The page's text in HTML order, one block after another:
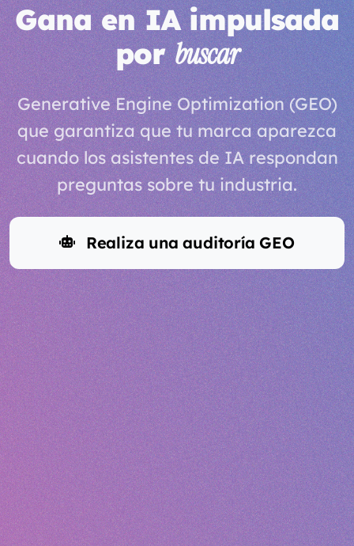
Gana en IA impulsada
porbuscar
Generative Engine Optimization (GEO)
que garantiza que tu marca aparezca
cuando los asistentes de IA respondan
preguntas sobre tu industria.
Realiza una auditoría GEO